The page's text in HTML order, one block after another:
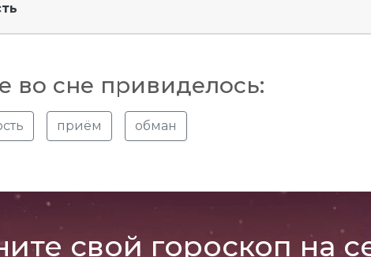
во сне привиделось:
приём обман
свой гороскоп на